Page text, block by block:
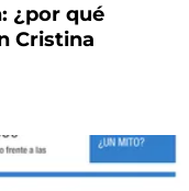
¿por qué
Cristina